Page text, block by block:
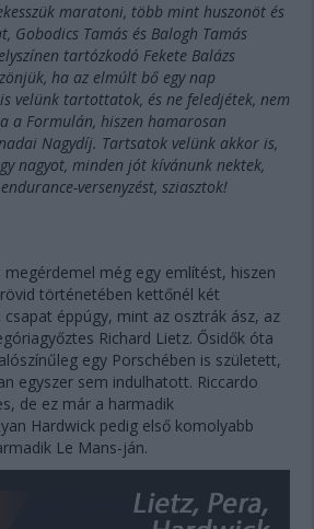
maratoni, több mint huszonöt és
Gobodics Tamás és Balogh Tamás
tartózkodó Fekete Balázs
ha az elmúlt bő egy nap
velünk tartottatok, és ne feledjétek, nem
a Formulán, hiszen hamarosan
Nagydíj. Tartsatok velünk akkor is,
nagyot, minden jót kívánunk nektek,
versenyzést, sziasztok!
még egy említést, hiszen
történetében kettőnél két
csapat éppúgy, mint az osztrák ász, az
Richard Lietz. Ősidők óta
egy Porschében is született,
egyszer sem indulhatott. Riccardo
de ez már a harmadik
Hardwick pedig első komolyabb
Le Mans-ján.